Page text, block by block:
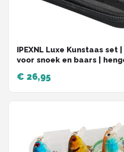
IPEXNL Luxe Kunstaas
voor snoek en baars |
€ 26,95